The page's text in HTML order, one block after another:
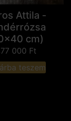
Attila -
cm)
000 Ft
teszem